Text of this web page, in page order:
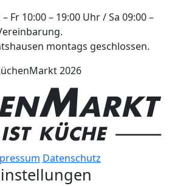
Fr 10:00 – 19:00 Uhr / Sa 09:00 –
montags geschlossen.
2026
Datenschutz